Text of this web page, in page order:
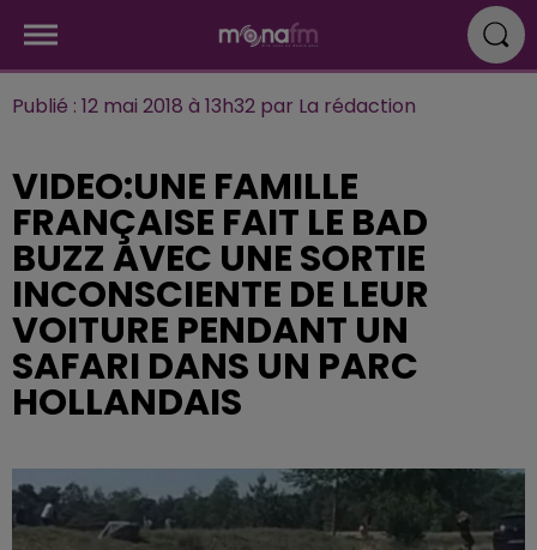
Publié : 12 mai 2018 à 13h32 par La rédaction
VIDEO:UNE FAMILLE
FRANÇAISE FAIT LE BAD
BUZZ AVEC UNE SORTIE
INCONSCIENTE DE LEUR
VOITURE PENDANT UN
SAFARI DANS UN PARC
HOLLANDAIS